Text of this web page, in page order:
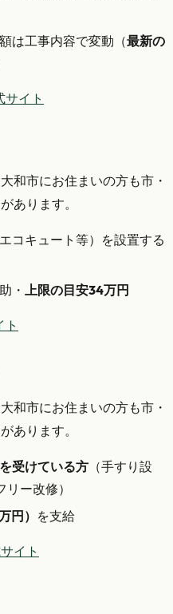
は工事内容で変動（最新の
イト
和市にお住まいの方も市・
あります。
コキュート等）を設置する
・ 上限の目安34万円
和市にお住まいの方も市・
あります。
受けている方 （手すり設
ー改修）
円） を支給
イト